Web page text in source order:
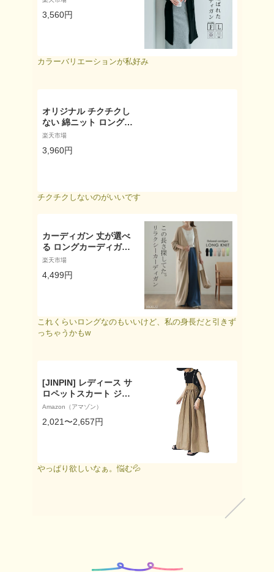
ズ 全11色》 レディース
ットなし ポケットあり
3,560円
カラーバリエーションが私好み
オリジナル チクチクし
ない 綿ニット ロングカ
ーディガン 12ゲージ M
ビューでクーポン☆ カ
大きいサイズ 春 秋 冬
フト h0915,
楽天市場
3,960円
チクチクしないのがいいです
カーディガン 丈が選べ
る ロングカーディガン
【あす楽】 レディース
キシ 透かしニット アウ
きれいめ 体型カバー サ
マーニット 大きいサイ
楽天市場
4,499円
これくらいロングなのもいいけど、私の身長だと引きず
っちゃうかもw
[JINPIN] レディース サ
ロペットスカート ジャ
ンパースカート サロペ
パー スカート キャミワ
ロングワンピース ロン
Amazon（アマゾン）
2,021〜2,657円
やっぱり欲しいなぁ。悩む💦